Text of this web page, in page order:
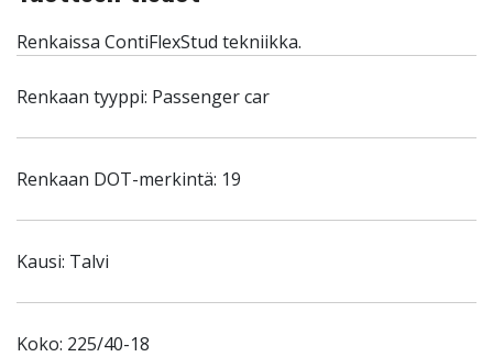
Renkaissa ContiFlexStud tekniikka.
Renkaan tyyppi: Passenger car
Renkaan DOT-merkintä: 19
Kausi: Talvi
Koko: 225/40-18